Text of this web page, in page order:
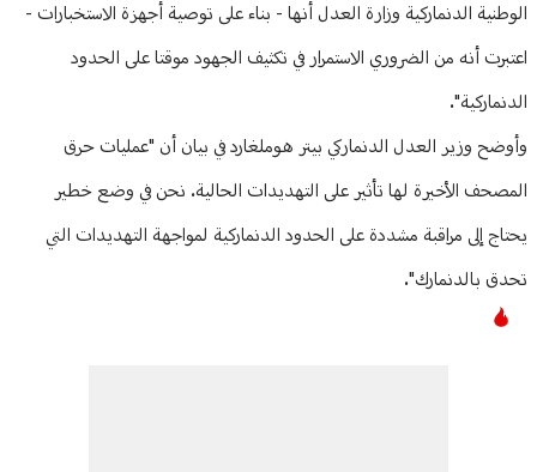
الوطنية الدنماركية وزارة العدل أنها - بناء على توصية أجهزة الاستخبارات -
اعتبرت أنه من الضروري الاستمرار في تكثيف الجهود موقتا على الحدود
الدنماركية".
وأوضح وزير العدل الدنماركي بيتر هوملغارد في بيان أن "عمليات حرق
المصحف الأخيرة لها تأثير على التهديدات الحالية. نحن في وضع خطير
يحتاج إلى مراقبة مشددة على الحدود الدنماركية لمواجهة التهديدات التي
تحدق بالدنمارك".